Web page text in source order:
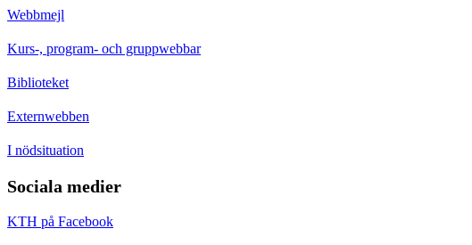
Webbmejl
Kurs-, program- och gruppwebbar
Biblioteket
Externwebben
I nödsituation
Sociala medier
KTH på Facebook